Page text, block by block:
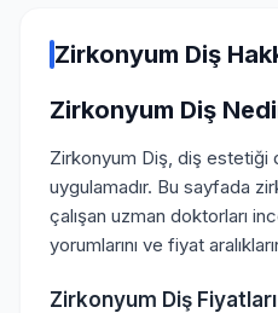
Zirkonyum Diş
Zirkonyum Diş
Zirkonyum Diş, diş estetiği
uygulamadır. Bu sayfada
çalışan uzman doktorları
yorumlarını ve fiyat
Zirkonyum Diş Fiyatları